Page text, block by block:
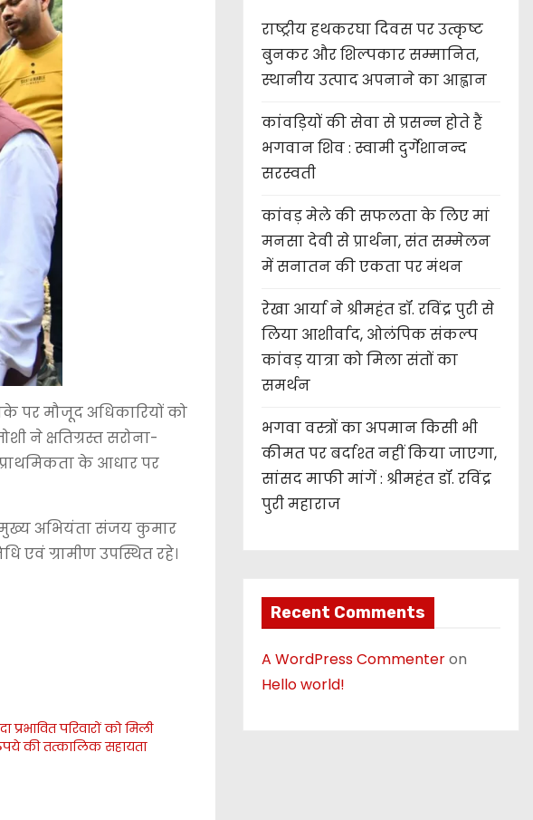
पर मौजूद अधिकारियों को
ने क्षतिग्रस्त सरोना-
के आधार पर
मुख्य अभियंता संजय कुमार
एवं ग्रामीण उपस्थित रहे।
प्रभावित परिवारों को मिली
की तत्कालिक सहायता
राष्ट्रीय हथकरघा दिवस पर उत्कृष्ट
बुनकर और शिल्पकार सम्मानित,
स्थानीय उत्पाद अपनाने का आह्वान
कांवड़ियों की सेवा से प्रसन्न होते हैं
भगवान शिव : स्वामी दुर्गेशानन्द
सरस्वती
कांवड़ मेले की सफलता के लिए मां
मनसा देवी से प्रार्थना, संत सम्मेलन
में सनातन की एकता पर मंथन
रेखा आर्या ने श्रीमहंत डॉ. रविंद्र पुरी से
लिया आशीर्वाद, ओलंपिक संकल्प
कांवड़ यात्रा को मिला संतों का
समर्थन
भगवा वस्त्रों का अपमान किसी भी
कीमत पर बर्दाश्त नहीं किया जाएगा,
सांसद माफी मांगें : श्रीमहंत डॉ. रविंद्र
पुरी महाराज
Recent Comments
A WordPress Commenteron
Hello world!